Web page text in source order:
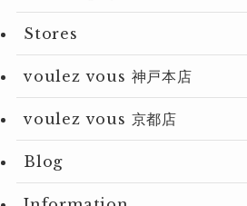
Stores
voulez vous 神戸本店
voulez vous 京都店
Blog